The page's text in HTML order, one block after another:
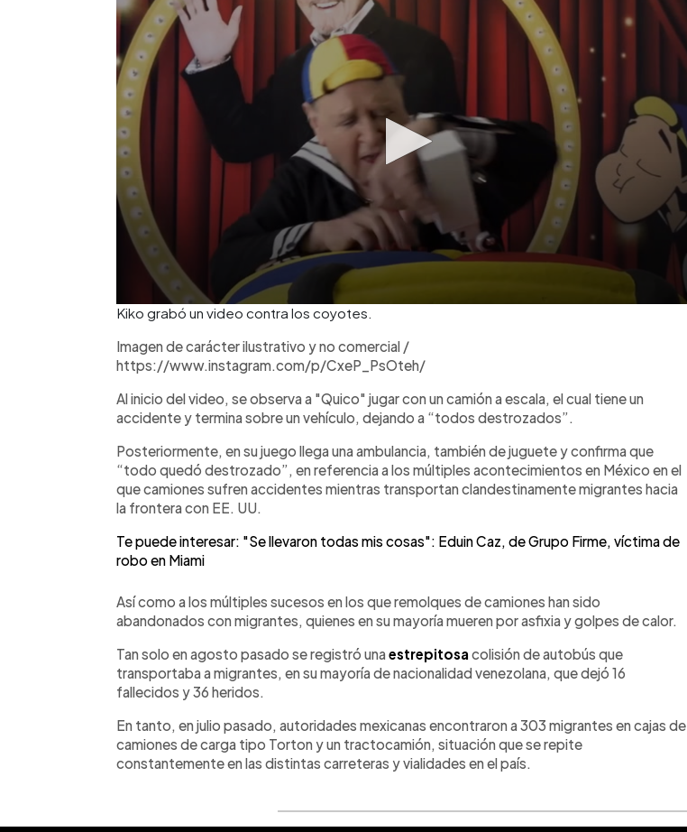
Kiko grabó un video contra los coyotes.
Imagen de carácter ilustrativo y no comercial /
https://www.instagram.com/p/CxeP_PsOteh/
Al inicio del video, se observa a "Quico" jugar con un camión a escala, el cual tiene un
accidente y termina sobre un vehículo, dejando a “todos destrozados”.
Posteriormente, en su juego llega una ambulancia, también de juguete y confirma que
“todo quedó destrozado”, en referencia a los múltiples acontecimientos en México en el
que camiones sufren accidentes mientras transportan clandestinamente migrantes hacia
la frontera con EE. UU.
Te puede interesar: "Se llevaron todas mis cosas": Eduin Caz, de Grupo Firme, víctima de
robo en Miami
Así como a los múltiples sucesos en los que remolques de camiones han sido
abandonados con migrantes, quienes en su mayoría mueren por asfixia y golpes de calor.
Tan solo en agosto pasado se registró unaestrepitosa colisión de autobús que
transportaba a migrantes, en su mayoría de nacionalidad venezolana, que dejó 16
fallecidos y 36 heridos.
En tanto, en julio pasado, autoridades mexicanas encontraron a 303 migrantes en cajas de
camiones de carga tipo Torton y un tractocamión, situación que se repite
constantemente en las distintas carreteras y vialidades en el país.